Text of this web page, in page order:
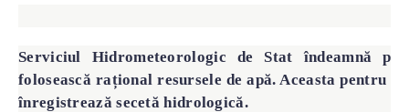
Serviciul Hidrometeorologic de Stat îndeamnă
folosească rațional resursele de apă. Aceasta pentru
înregistrează secetă hidrologică.